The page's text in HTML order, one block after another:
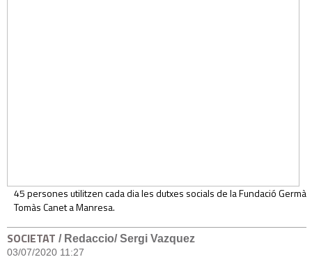
45 persones utilitzen cada dia les dutxes socials de la Fundació Germà
Tomàs Canet a Manresa.
SOCIETAT / Redaccio/ Sergi Vazquez
03/07/2020 11:27